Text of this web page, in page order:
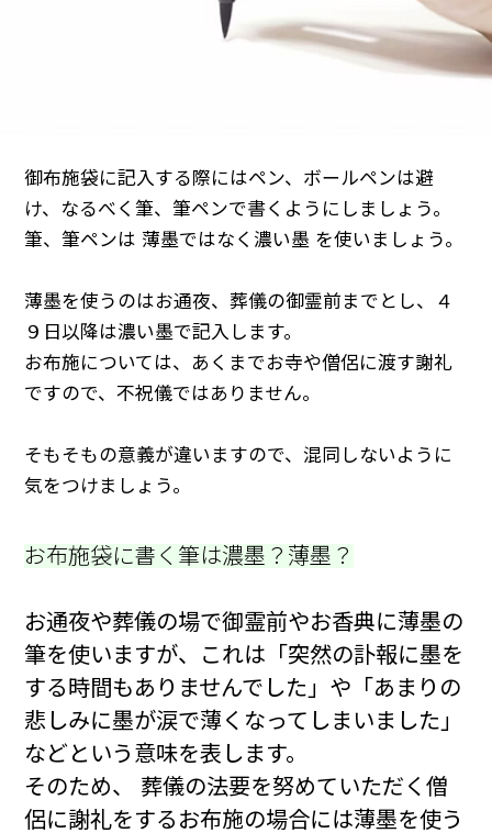
御布施袋に記入する際にはペン、ボールペンは避
け、なるべく筆、筆ペンで書くようにしましょう。
筆、筆ペンは 薄墨ではなく濃い墨 を使いましょう。
薄墨を使うのはお通夜、葬儀の御霊前までとし、４
９日以降は濃い墨で記入します。
お布施については、あくまでお寺や僧侶に渡す謝礼
ですので、不祝儀ではありません。
そもそもの意義が違いますので、混同しないように
気をつけましょう。
お布施袋に書く筆は濃墨？薄墨？
お通夜や葬儀の場で御霊前やお香典に薄墨の
筆を使いますが、これは「突然の訃報に墨を
する時間もありませんでした」や「あまりの
悲しみに墨が涙で薄くなってしまいました」
などという意味を表します。
そのため、 葬儀の法要を努めていただく僧
侶に謝礼をするお布施の場合には薄墨を使う